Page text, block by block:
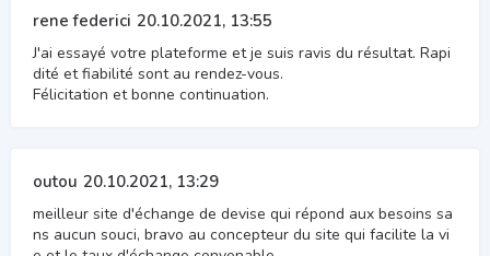
rene federici 20.10.2021, 13:55
J'ai essayé votre plateforme et je suis ravis du résultat. Rapi
dité et fiabilité sont au rendez-vous.
Félicitation et bonne continuation.
outou 20.10.2021, 13:29
meilleur site d'échange de devise qui répond aux besoins sa
ns aucun souci, bravo au concepteur du site qui facilite la vi